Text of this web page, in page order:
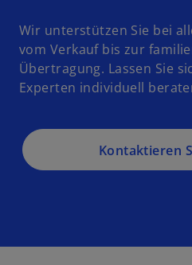
Wir unterstützen Sie bei
vom Verkauf bis zur
Übertragung. Lassen Sie
Experten individuell
Kontaktieren